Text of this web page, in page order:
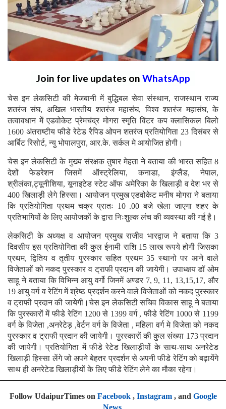
Join for live updates on WhatsApp
चेस इन लेकसिटी की मेजबानी में बुद्धिबल सेवा संस्थान, राजस्थान राज्य
शतरंज संघ, अखिल भारतीय शतरंज महासंघ, विश्व शतरंज महासंघ, के
तत्वावधान में एडवोकेट प्रेमचंद्र मोगरा स्मृति विंटर कप क्लासिकल बिलो
1600 अंतराष्टीय फीडे रेटेड रैपिड ओपन शतरंज प्रतियोगिता 23 दिसंबर से
आर्बिट रिसोर्ट, न्यु भोपालपुरा, आर.के. सर्कल मे आयोजित होगी।
चेस इन लेकसिटी के मुख्य संरक्षक तुषार मेहता ने बताया की भारत सहित 8
देशों फेडरेशन जिसमें ऑस्ट्रेलिया, कनाडा, इंग्लैंड, नेपाल,
श्रीलंका,ट्यूनीशिया, यूनाइटेड स्टेट ऑफ अमेरिका के खिलाड़ी व देश भर से
400 खिलाड़ी लेगे हिस्सा। आयोजन प्रमुख एडवोकेट मनीष मोगरा ने बताया
कि प्रतियोगिता प्रथम चक्र प्रातः 10 .00 बजे खेला जाएगा शहर के
प्रतिभागियों के लिए आयोजकों के द्वारा निःशुल्क लंच की व्यवस्था की गई है।
लेकसिटी के अध्यक्ष व आयोजन प्रमुख राजीव भारद्वाज ने बताया कि 3
दिवसीय इस प्रतियोगिता की कुल ईनामी राशि 15 लाख रूपये होगी जिसका
प्रथम, द्वितिय व तृतीय पुरस्कार सहित प्रथम 35 स्थानो पर आने वाले
विजेताओं को नकद पुरस्कार व ट्राफी प्रदान की जायेगी। उपाध्क्षय डॉ ओम
साहू ने बताया कि विभिन्न आयु वर्गो जिनमें अण्डर 7, 9, 11, 13,15,17, और
19 आयु वर्ग व रेटिंग में श्रेष्ठ प्रदर्शन करने वाले विजेताओं को नकद पुरस्कार
व ट्राफी प्रदान की जायेगी।चेस इन लेकसिटी सचिव विकास साहू ने बताया
कि पुरस्कारों में फीडे रेटिंग 1200 से 1399 वर्ग , फीडे रेटिंग 1000 से 1199
वर्ग के विजेता ,अनरेटेड़ ,वेर्टन वर्ग के विजेता , महिला वर्ग मे विजेता को नकद
पुरस्कार व ट्राफी प्रदान की जायेगी। पुरस्कारों की कुल संख्या 173 प्रदान
की जायेगी। प्रतियोगिता में फीडे रेटेड खिलाड़ीयों के साथ-साथ अनरेटेड
खिलाड़ी हिस्सा लेंगे जो अपने बेहतर प्रदर्शन से अपनी फीडे रेटिंग को बढ़ायेंगे
साथ ही अनरेटेड खिलाड़ीयों के लिए फीडे रेटिंग लेने का मौका रहेगा।
Follow UdaipurTimes on Facebook, Instagram, and Google
News